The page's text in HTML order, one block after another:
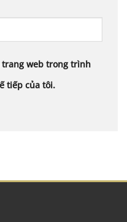
trang web trong trình
tiếp của tôi.